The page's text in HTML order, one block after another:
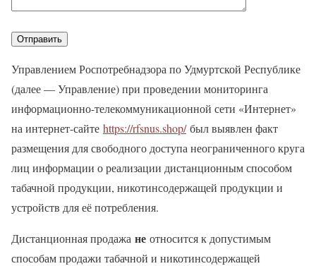
Управлением Роспотребнадзора по Удмуртской Республике
(далее — Управление) при проведении мониторинга
информационно-телекоммуникационной сети «Интернет»
на интернет-сайте https://rfsnus.shop/был выявлен факт
размещения для свободного доступа неограниченного круга
лиц информации о реализации дистанционным способом
табачной продукции, никотинсодержащей продукции и
устройств для её потребления.
Дистанционная продажа не относится к допустимым
способам продажи табачной и никотинсодержащей